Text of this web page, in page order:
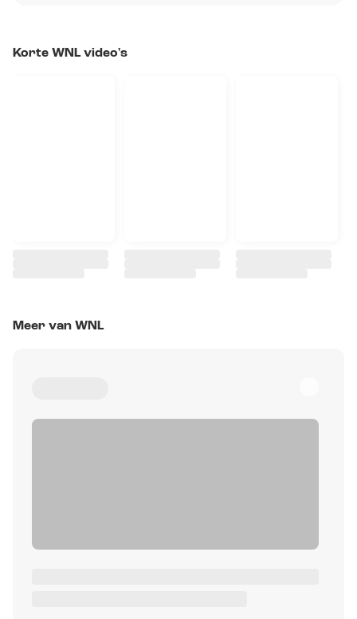
Korte WNL video's
Meer van WNL